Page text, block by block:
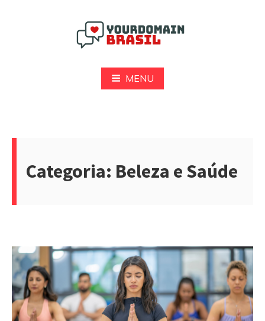
Yourdomain Brasil
MENU
Categoria: Beleza e Saúde